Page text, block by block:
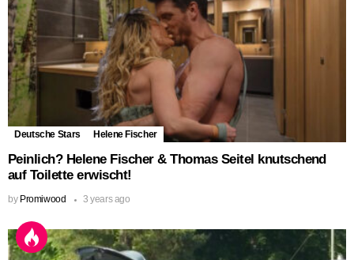
Deutsche Stars Helene Fischer
Peinlich? Helene Fischer & Thomas Seitel knutschend
auf Toilette erwischt!
by Promiwood 3 years ago